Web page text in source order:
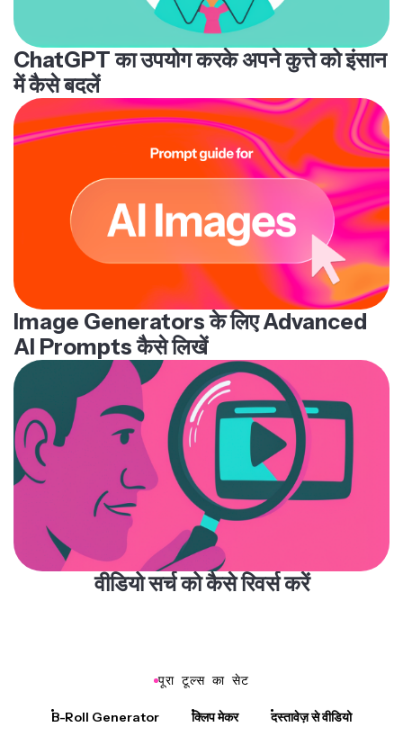
ChatGPT का उपयोग करके अपने कुत्ते को इंसान
में कैसे बदलें
Image Generators के लिए Advanced
AI Prompts कैसे लिखें
वीडियो सर्च को कैसे रिवर्स करें
पूरा टूल्स का सेट
B-Roll Generator क्लिप मेकर दस्तावेज़ से वीडियो